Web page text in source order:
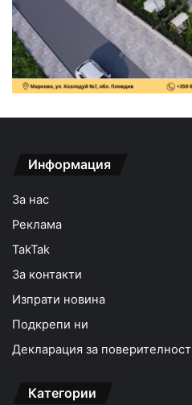
Информация
За нас
Реклама
TakTak
За контакти
Изпрати новина
Подкрепи ни
Декларация за поверителност
Категории